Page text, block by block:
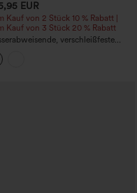
EUR
Kauf von 2 Stück 10 % Rabatt |
Kauf von 3 Stück 20 % Rabatt
verschleißfeste
Camping-